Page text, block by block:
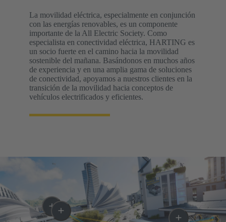
La movilidad eléctrica, especialmente en conjunción
con las energías renovables, es un componente
importante de la All Electric Society. Como
especialista en conectividad eléctrica, HARTING es
un socio fuerte en el camino hacia la movilidad
sostenible del mañana. Basándonos en muchos años
de experiencia y en una amplia gama de soluciones
de conectividad, apoyamos a nuestros clientes en la
transición de la movilidad hacia conceptos de
vehículos electrificados y eficientes.